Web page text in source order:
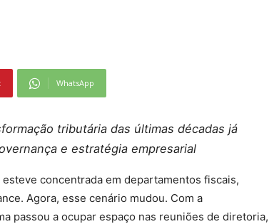
WhatsApp
tributária das últimas décadas já
e estratégia empresarial
concentrada em departamentos fiscais,
Agora, esse cenário mudou. Com a
passou a ocupar espaço nas reuniões de diretoria,